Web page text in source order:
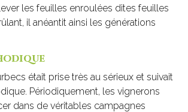
les feuilles enroulées dites feuilles
il anéantit ainsi les générations
était prise très au sérieux et suivait
Périodiquement, les vignerons
dans de véritables campagnes